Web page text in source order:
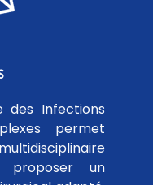
des Infections
permet
proposer un